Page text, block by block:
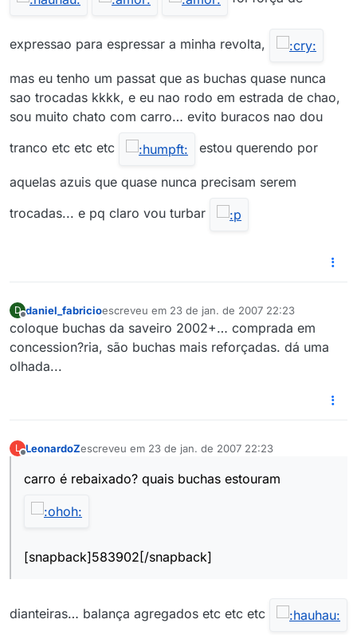
expressao para espressar a minha revolta,
mas eu tenho um passat que as buchas quase nunca
sao trocadas kkkk, e eu nao rodo em estrada de chao,
sou muito chato com carro… evito buracos nao dou
tranco etc etc etc
estou querendo por
aquelas azuis que quase nunca precisam serem
trocadas... e pq claro vou turbar
D
Offline
daniel_fabricioescreveu em 23 de jan. de 2007 22:23
última edição por
coloque buchas da saveiro 2002+… comprada em
concession?ria, são buchas mais reforçadas. dá uma
olhada...
L LeonardoZescreveu em 23 de jan. de 2007 22:23
última edição por
carro é rebaixado? quais buchas estouram
[snapback]583902[/snapback]
dianteiras… balança agregados etc etc etc